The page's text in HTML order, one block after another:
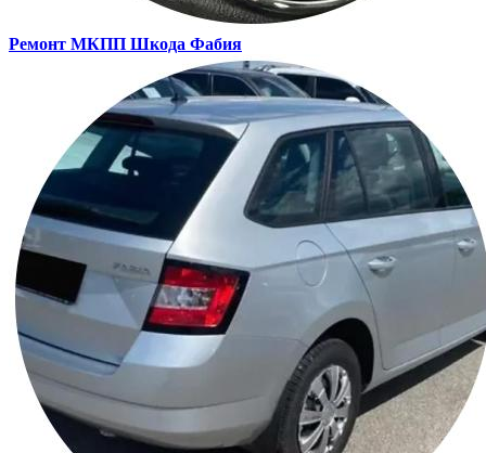
Ремонт МКПП Шкода Фабия